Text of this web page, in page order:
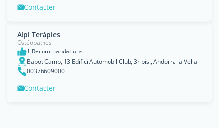
Contacter
Alpi Teràpies
Ostéopathes
1 Recommandations
Babot Camp, 13 Edifici Automòbil Club, 3r pis., Andorra la Vella
00376609000
Contacter